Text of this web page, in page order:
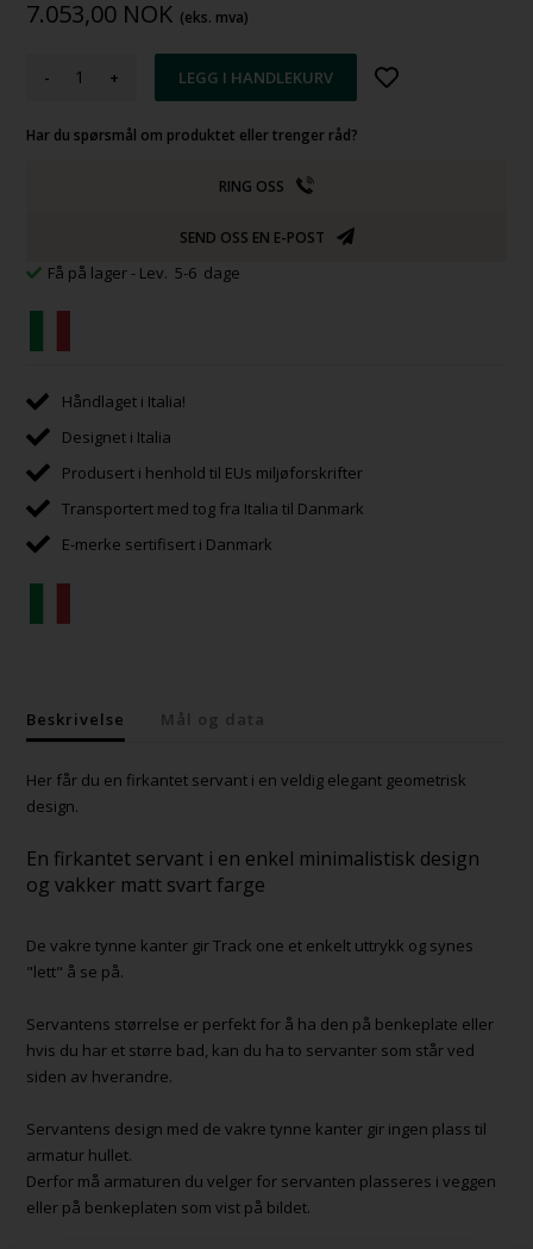
7.053,00 NOK (eks. mva)
- +
Har du spørsmål om produktet eller trenger råd?
RING OSS
SEND OSS EN E-POST
Få på lager - Lev. 5-6 dage
Håndlaget i Italia!
Designet i Italia
Produsert i henhold til EUs miljøforskrifter
Transportert med tog fra Italia til Danmark
E-merke sertifisert i Danmark
Beskrivelse Mål og data
Her får du en firkantet servant i en veldig elegant geometrisk
design.
En firkantet servant i en enkel minimalistisk design
og vakker matt svart farge
De vakre tynne kanter gir Track one et enkelt uttrykk og synes
"lett" å se på.
Servantens størrelse er perfekt for å ha den på benkeplate eller
hvis du har et større bad, kan du ha to servanter som står ved
siden av hverandre.
Servantens design med de vakre tynne kanter gir ingen plass til
armatur hullet.
Derfor må armaturen du velger for servanten plasseres i veggen
eller på benkeplaten som vist på bildet.